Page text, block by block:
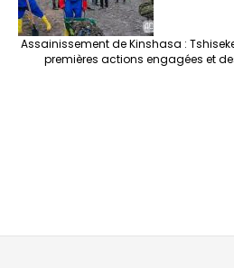
Assainissement de Kinshasa :
premières actions engagées et